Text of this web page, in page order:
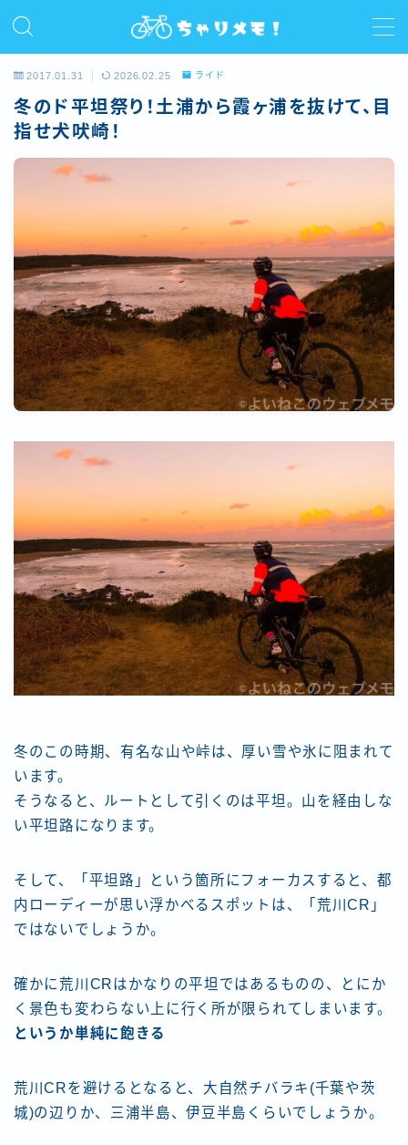
MENU
ホーム
プロフィール
ライド
サイクルコラム
レビュー/インプレ
お問い合わせ
2017.01.31 2026.02.25 ライド
冬のド平坦祭り！土浦から霞ヶ浦を抜けて、目
指せ犬吠崎！
冬のこの時期、有名な山や峠は、厚い雪や氷に阻まれて
います。
そうなると、ルートとして引くのは平坦。山を経由しな
い平坦路になります。
そして、「平坦路」という箇所にフォーカスすると、都
内ローディーが思い浮かべるスポットは、「荒川CR」
ではないでしょうか。
確かに荒川CRはかなりの平坦ではあるものの、とにか
く景色も変わらない上に行く所が限られてしまいます。
というか単純に飽きる
荒川CRを避けるとなると、大自然チバラキ(千葉や茨
城)の辺りか、三浦半島、伊豆半島くらいでしょうか。